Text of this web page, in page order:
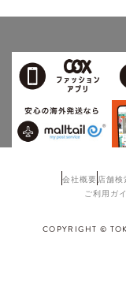
会社概要 店舗検
ご利用ガ
COPYRIGHT ©